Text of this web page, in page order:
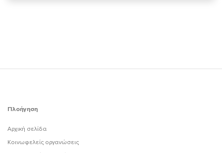
Πλοήγηση
Αρχική σελίδα
Κοινωφελείς οργανώσεις